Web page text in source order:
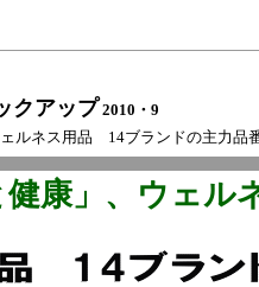
クアップ2010・9
ルネス用品 14ブランドの主力
康」、ウェル